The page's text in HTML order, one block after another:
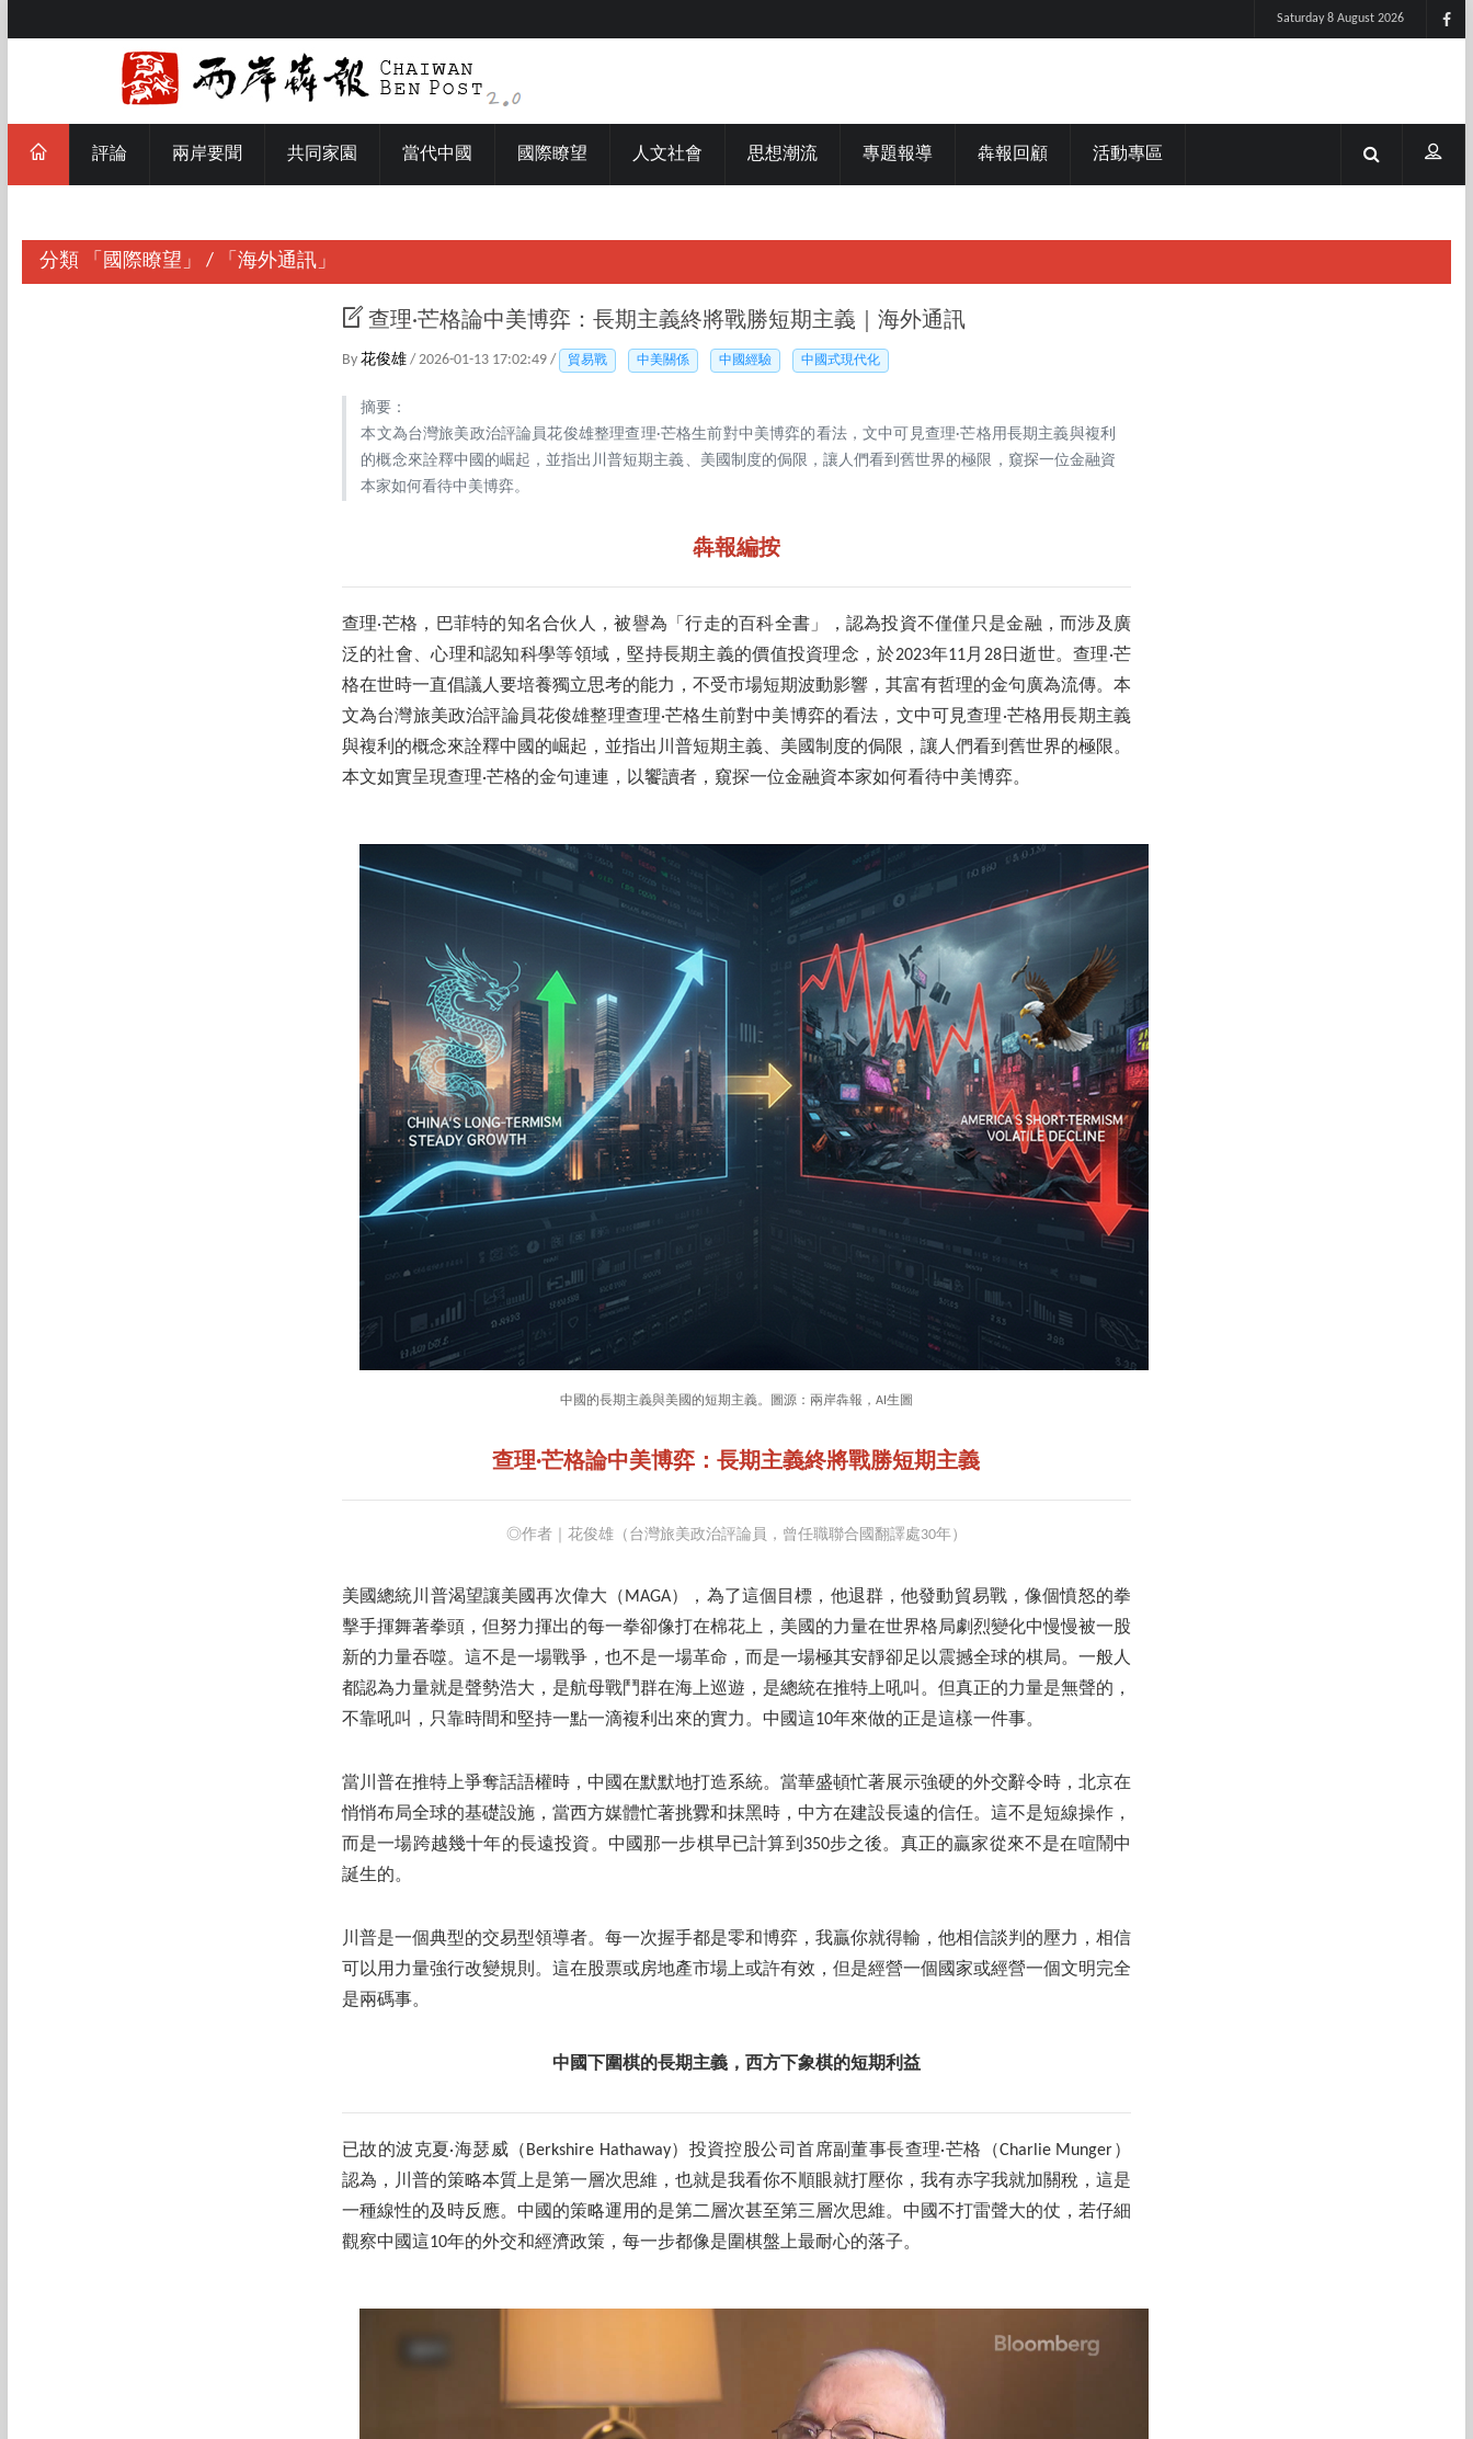
Saturday 8 August 2026
評論 兩岸要聞 共同家園 當代中國 國際瞭望 人文社會 思想潮流 專題報導 犇報回顧 活動專區
分類 「國際瞭望」 / 「海外通訊」
查理·芒格論中美博弈：長期主義終將戰勝短期主義｜海外通訊
By 花俊雄 / 2026-01-13 17:02:49 / 貿易戰 中美關係 中國經驗 中國式現代化
摘要：
本文為台灣旅美政治評論員花俊雄整理查理·芒格生前對中美博弈的看法，文中可見查理·芒格用長期主義與複利
的概念來詮釋中國的崛起，並指出川普短期主義、美國制度的侷限，讓人們看到舊世界的極限，窺探一位金融資
本家如何看待中美博弈。
犇報編按
查理·芒格，巴菲特的知名合伙人，被譽為「行走的百科全書」，認為投資不僅僅只是金融，而涉及廣
泛的社會、心理和認知科學等領域，堅持長期主義的價值投資理念，於2023年11月28日逝世。查理·芒
格在世時一直倡議人要培養獨立思考的能力，不受市場短期波動影響，其富有哲理的金句廣為流傳。本
文為台灣旅美政治評論員花俊雄整理查理·芒格生前對中美博弈的看法，文中可見查理·芒格用長期主義
與複利的概念來詮釋中國的崛起，並指出川普短期主義、美國制度的侷限，讓人們看到舊世界的極限。
本文如實呈現查理·芒格的金句連連，以饗讀者，窺探一位金融資本家如何看待中美博弈。
中國的長期主義與美國的短期主義。圖源：兩岸犇報，AI生圖
查理·芒格論中美博弈：長期主義終將戰勝短期主義
◎作者｜花俊雄（台灣旅美政治評論員，曾任職聯合國翻譯處30年）
美國總統川普渴望讓美國再次偉大（MAGA），為了這個目標，他退群，他發動貿易戰，像個憤怒的拳
擊手揮舞著拳頭，但努力揮出的每一拳卻像打在棉花上，美國的力量在世界格局劇烈變化中慢慢被一股
新的力量吞噬。這不是一場戰爭，也不是一場革命，而是一場極其安靜卻足以震撼全球的棋局。一般人
都認為力量就是聲勢浩大，是航母戰鬥群在海上巡遊，是總統在推特上吼叫。但真正的力量是無聲的，
不靠吼叫，只靠時間和堅持一點一滴複利出來的實力。中國這10年來做的正是這樣一件事。
當川普在推特上爭奪話語權時，中國在默默地打造系統。當華盛頓忙著展示強硬的外交辭令時，北京在
悄悄布局全球的基礎設施，當西方媒體忙著挑釁和抹黑時，中方在建設長遠的信任。這不是短線操作，
而是一場跨越幾十年的長遠投資。中國那一步棋早已計算到350步之後。真正的贏家從來不是在喧鬧中
誕生的。
川普是一個典型的交易型領導者。每一次握手都是零和博弈，我贏你就得輸，他相信談判的壓力，相信
可以用力量強行改變規則。這在股票或房地產市場上或許有效，但是經營一個國家或經營一個文明完全
是兩碼事。
中國下圍棋的長期主義，西方下象棋的短期利益
已故的波克夏·海瑟威（Berkshire Hathaway）投資控股公司首席副董事長查理·芒格（Charlie Munger）
認為，川普的策略本質上是第一層次思維，也就是我看你不順眼就打壓你，我有赤字我就加關稅，這是
一種線性的及時反應。中國的策略運用的是第二層次甚至第三層次思維。中國不打雷聲大的仗，若仔細
觀察中國這10年的外交和經濟政策，每一步都像是圍棋盤上最耐心的落子。